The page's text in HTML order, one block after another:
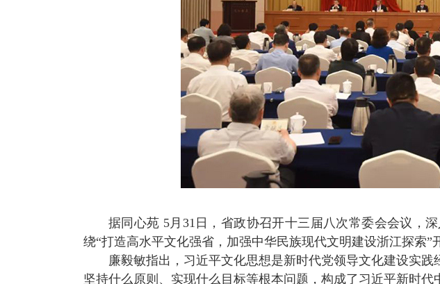
据同心苑 5月 31 日，省政协召开十三届八次常委会会议，
绕“打造高水平文化强省，加强中华民族现代文明建设浙江探索”
廉毅敏指出，习近平文化思想是新时代党领导文化建设实
坚持什么原则、实现什么目标等根本问题，构成了习近平新时